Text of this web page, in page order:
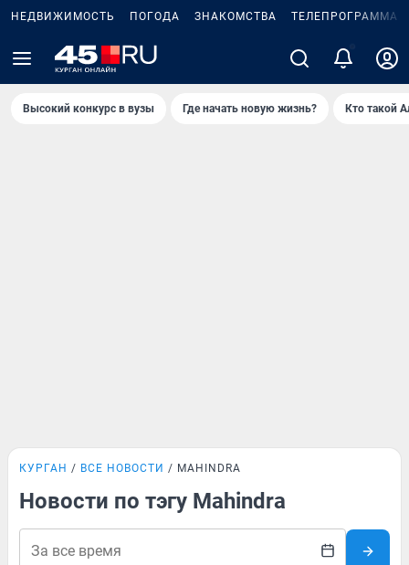
НЕДВИЖИМОСТЬ ПОГОДА ЗНАКОМСТВА ТЕЛЕПРОГРАММА
Высокий конкурс в вузы Где начать новую жизнь? Кто такой
КУРГАН ВСЕ НОВОСТИ MAHINDRA
Новости по тэгу Mahindra